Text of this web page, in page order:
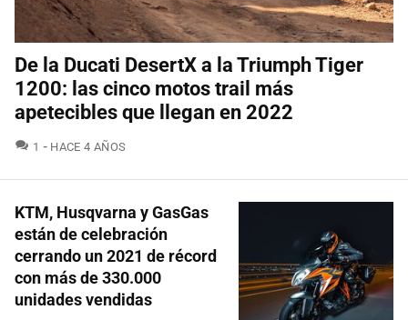
De la Ducati DesertX a la Triumph Tiger
1200: las cinco motos trail más
apetecibles que llegan en 2022
1 COMENTARIOS
HACE 4 AÑOS
KTM, Husqvarna y GasGas
están de celebración
cerrando un 2021 de récord
con más de 330.000
unidades vendidas